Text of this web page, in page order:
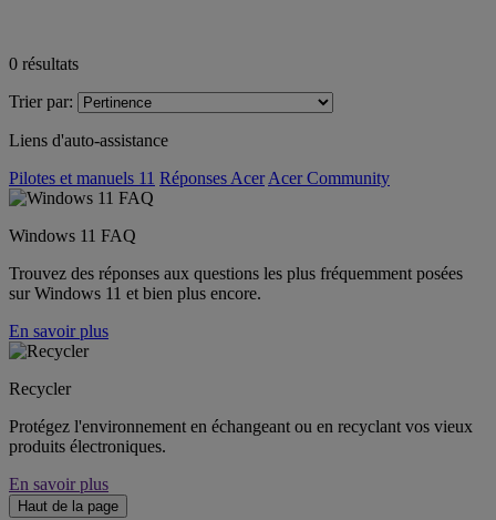
0 résultats
Trier par:
Liens d'auto-assistance
Pilotes et manuels 11 Réponses Acer Acer Community
Windows 11 FAQ
Trouvez des réponses aux questions les plus fréquemment posées
sur Windows 11 et bien plus encore.
En savoir plus
Recycler
Protégez l'environnement en échangeant ou en recyclant vos vieux
produits électroniques.
En savoir plus
Haut de la page